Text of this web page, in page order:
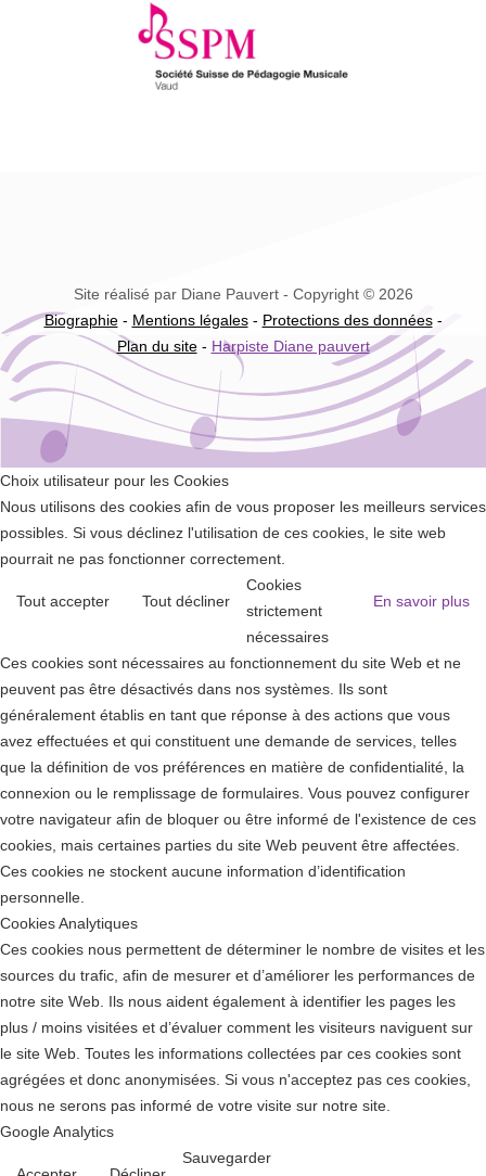
Site réalisé par Diane Pauvert - Copyright © 2026
Biographie- Mentions légales- Protections des données-
Plan du site- Harpiste Diane pauvert
Choix utilisateur pour les Cookies
Nous utilisons des cookies afin de vous proposer les meilleurs services
possibles. Si vous déclinez l'utilisation de ces cookies, le site web
pourrait ne pas fonctionner correctement.
Tout accepter Tout décliner En savoir plus
Cookies
strictement
nécessaires
Ces cookies sont nécessaires au fonctionnement du site Web et ne
peuvent pas être désactivés dans nos systèmes. Ils sont
généralement établis en tant que réponse à des actions que vous
avez effectuées et qui constituent une demande de services, telles
que la définition de vos préférences en matière de confidentialité, la
connexion ou le remplissage de formulaires. Vous pouvez configurer
votre navigateur afin de bloquer ou être informé de l'existence de ces
cookies, mais certaines parties du site Web peuvent être affectées.
Ces cookies ne stockent aucune information d’identification
personnelle.
Cookies Analytiques
Ces cookies nous permettent de déterminer le nombre de visites et les
sources du trafic, afin de mesurer et d’améliorer les performances de
notre site Web. Ils nous aident également à identifier les pages les
plus / moins visitées et d’évaluer comment les visiteurs naviguent sur
le site Web. Toutes les informations collectées par ces cookies sont
agrégées et donc anonymisées. Si vous n'acceptez pas ces cookies,
nous ne serons pas informé de votre visite sur notre site.
Google Analytics
Sauvegarder